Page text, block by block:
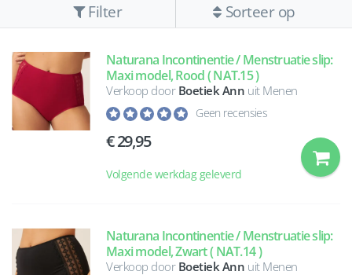
Filter Sorteer op
Naturana Incontinentie / Menstruatie slip:
Maxi model, Rood ( NAT.15 )
Verkoop door Boetiek Ann uit Menen
Geen recensies
29,95
Volgende werkdag geleverd
Naturana Incontinentie / Menstruatie slip:
Maxi model, Zwart ( NAT.14 )
Verkoop door Boetiek Ann uit Menen